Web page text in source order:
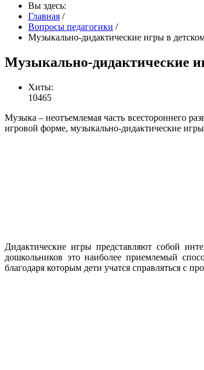
Вы здесь:
Главная /
Вопросы педагогики /
Музыкально-дидактические игры в
Музыкально-дидактические
Хиты:
10465
Музыка – неотъемлемая часть всестороннего
игровой форме, музыкально-дидактические
Дидактические игры представляют собой
дошкольников это наиболее приемлемый
благодаря которым дети учатся справляться с